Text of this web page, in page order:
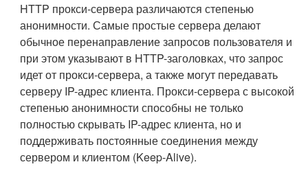
HTTP прокси-сервера различаются степенью
анонимности. Самые простые сервера делают
обычное перенаправление запросов пользователя и
при этом указывают в HTTP-заголовках, что запрос
идет от прокси-сервера, а также могут передавать
серверу IP-адрес клиента. Прокси-сервера с высокой
степенью анонимности способны не только
полностью скрывать IP-адрес клиента, но и
поддерживать постоянные соединения между
сервером и клиентом (Keep-Alive).